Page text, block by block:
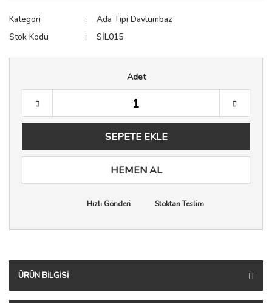
Kategori
Ada Tipi Davlumbaz
Stok Kodu
SİL015
Adet
SEPETE EKLE
HEMEN AL
Hızlı Gönderi Stoktan Teslim
ÜRÜN BILGISI